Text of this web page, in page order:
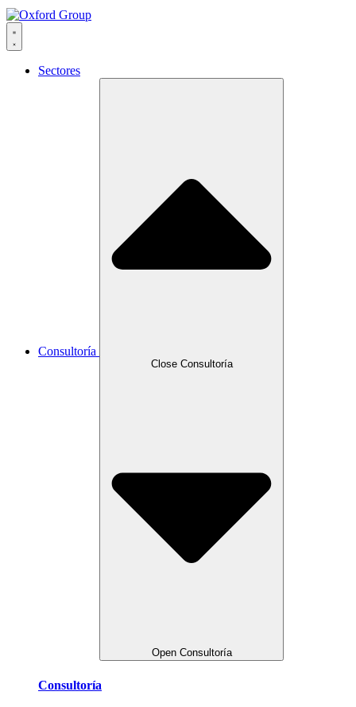
Sectores
Consultoría
Close Consultoría
Open Consultoría
Consultoría